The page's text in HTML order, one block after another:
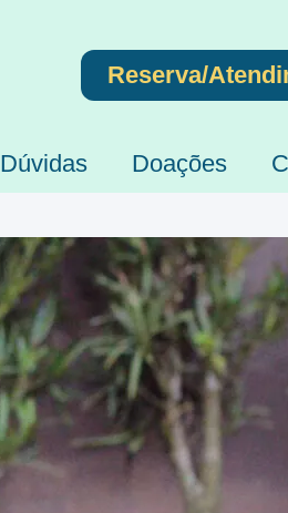
Reserva/
Dúvidas Doações